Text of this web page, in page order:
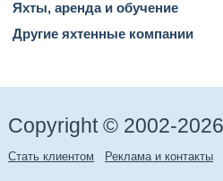
Яхты, аренда и обучение
Другие яхтенные компании
Copyright © 2002-
Стать клиентом Реклама и контакты